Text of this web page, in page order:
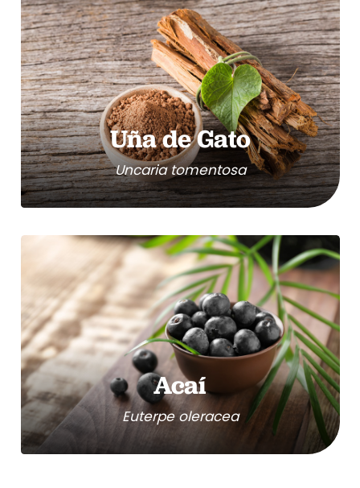
Uña de Gato
Uncaria tomentosa
Acaí
Euterpe oleracea